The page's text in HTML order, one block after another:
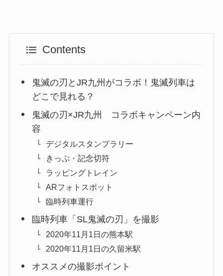
Contents
鬼滅の刃とJR九州がコラボ！鬼滅列車は
どこで見れる？
鬼滅の刃×JR九州 コラボキャンペーン内
容
デジタルスタンプラリー
きっぷ・記念切符
ラッピングトレイン
ARフォトスポット
臨時列車運行
臨時列車「SL鬼滅の刃」を撮影
2020年11月1日の熊本駅
2020年11月1日の久留米駅
オススメの撮影ポイント